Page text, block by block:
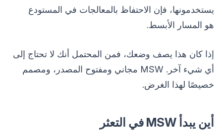
يستخدمونها، فإن الاحتفاظ بالمعالجات في المستودع
هو المسار الأبسط.
إذا كان هذا يصف وضعك، فمن المحتمل أنك لا تحتاج إلى
أي شيء آخر. MSW مجاني ومفتوح المصدر، ومصمم
خصيصًا لهذا الغرض.
أين يبدأ MSW في التعثر